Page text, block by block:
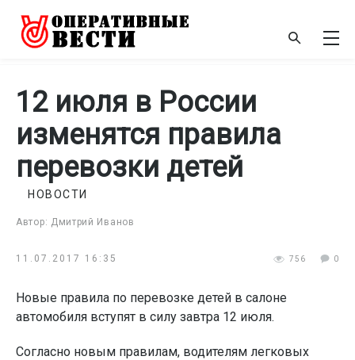
12 июля в России
изменятся правила
перевозки детей
Автор: Дмитрий Иванов
НОВОСТИ
11.07.2017 16:35 756 0
Новые правила по перевозке детей в салоне
автомобиля вступят в силу завтра 12 июля.
Согласно новым правилам, водителям легковых